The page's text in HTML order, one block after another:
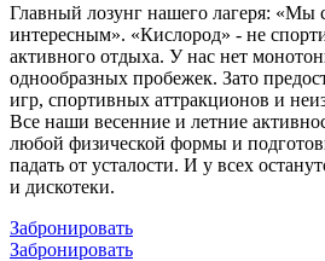
Главный лозунг нашего лагеря: «Мы
интересным». «Кислород» - не
активного отдыха. У нас нет
однообразных пробежек. Зато
игр, спортивных аттракционов и
Все наши весенние и летние
любой физической формы и
падать от усталости. И у всех
и дискотеки.
Забронировать
Забронировать